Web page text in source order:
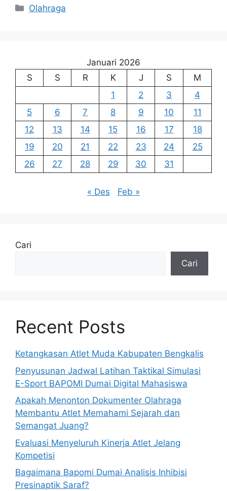
Kategori
Olahraga
Januari 2026
S
S R K J S
M
1
2 3
4
5
6 7 8 9 10
11
12
13 14 15 16 17
18
19
20 21 22 23 24
25
26
27 28 29 30 31
« Des Feb »
Cari
Cari
Recent Posts
Ketangkasan Atlet Muda Kabupaten Bengkalis
Penyusunan Jadwal Latihan Taktikal Simulasi
E-Sport BAPOMI Dumai Digital Mahasiswa
Apakah Menonton Dokumenter Olahraga
Membantu Atlet Memahami Sejarah dan
Semangat Juang?
Evaluasi Menyeluruh Kinerja Atlet Jelang
Kompetisi
Bagaimana Bapomi Dumai Analisis Inhibisi
Presinaptik Saraf?